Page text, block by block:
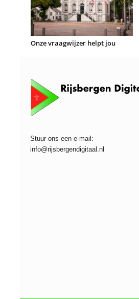
Onze vraagwijzer helpt jou
Stuur ons een e-mail:
info@rijsbergendigitaal.nl